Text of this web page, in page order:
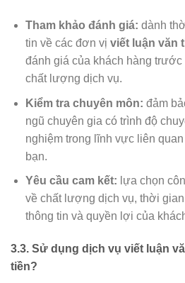
Tham khảo đánh giá: dành
tin về các đơn vị viết luận văn
đánh giá của khách hàng trước
chất lượng dịch vụ.
Kiểm tra chuyên môn: đảm
ngũ chuyên gia có trình độ
nghiệm trong lĩnh vực liên
bạn.
Yêu cầu cam kết: lựa chọn
về chất lượng dịch vụ, thời
thông tin và quyền lợi của
3.3. Sử dụng dịch vụ viết luận
tiền?